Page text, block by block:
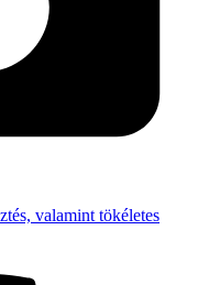
valamint tökéletes